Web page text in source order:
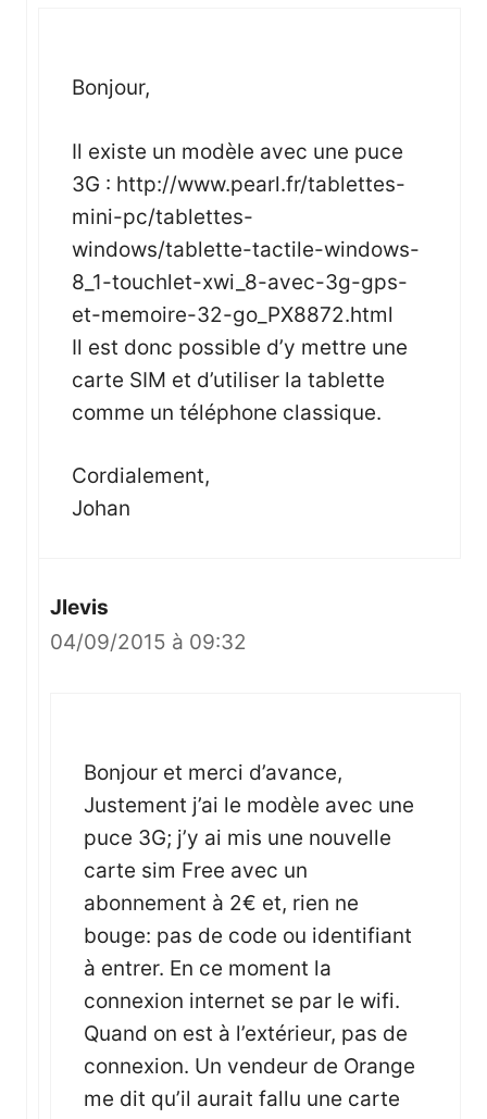
Bonjour,
Il existe un modèle avec une puce
3G : http://www.pearl.fr/tablettes-
mini-pc/tablettes-
windows/tablette-tactile-windows-
8_1-touchlet-xwi_8-avec-3g-gps-
et-memoire-32-go_PX8872.html
Il est donc possible d’y mettre une
carte SIM et d’utiliser la tablette
comme un téléphone classique.
Cordialement,
Johan
Jlevis
04/09/2015 à 09:32
Bonjour et merci d’avance,
Justement j’ai le modèle avec une
puce 3G; j’y ai mis une nouvelle
carte sim Free avec un
abonnement à 2€ et, rien ne
bouge: pas de code ou identifiant
à entrer. En ce moment la
connexion internet se par le wifi.
Quand on est à l’extérieur, pas de
connexion. Un vendeur de Orange
me dit qu’il aurait fallu une carte